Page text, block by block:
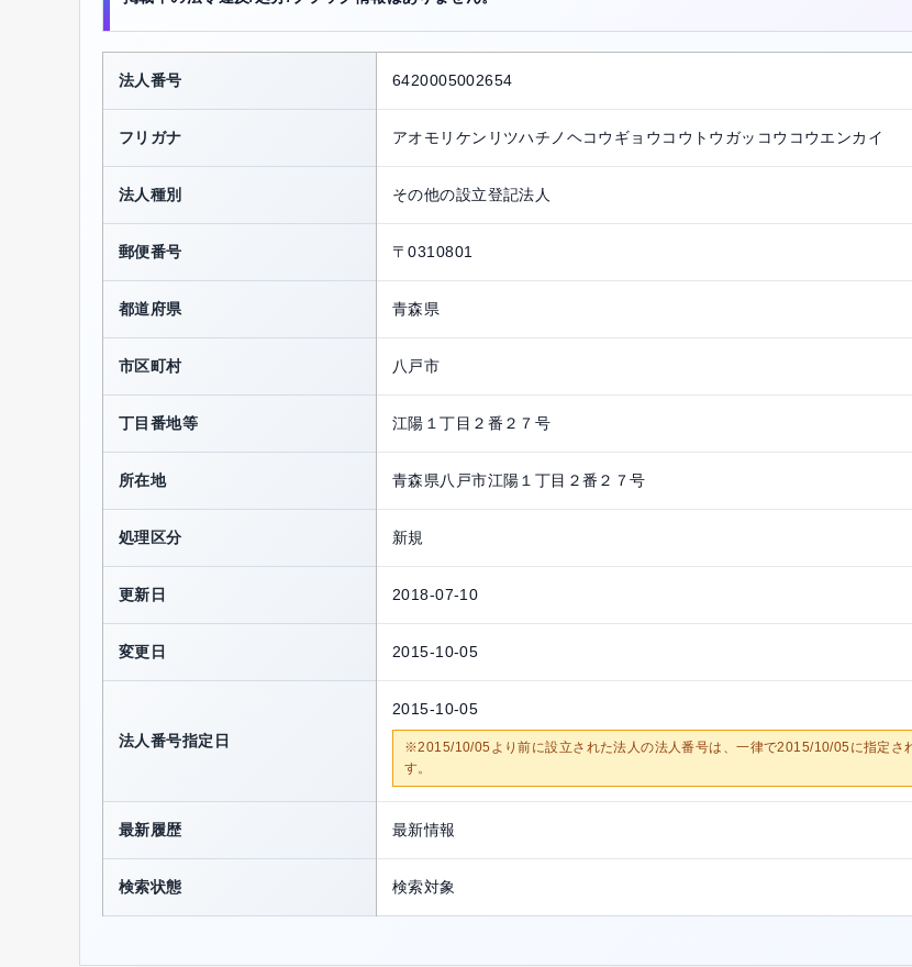
法人番号 6420005002654
フリガナ アオモリケンリツハチノヘコウギョウコウトウガッコウコウエンカイ
法人種別 その他の設立登記法人
郵便番号 〒0310801
都道府県 青森県
市区町村 八戸市
丁目番地等 江陽１丁目２番２７号
所在地 青森県八戸市江陽１丁目２番２７号
処理区分 新規
更新日 2018-07-10
変更日 2015-10-05
法人番号指定日
2015-10-05
※2015/10/05より前に設立された法人の法人番号は、一律で2015/10/05に指定さ
す。
最新履歴 最新情報
検索状態 検索対象